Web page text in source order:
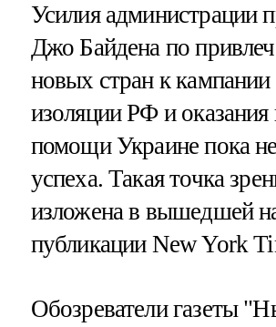
Усилия администрации
Джо Байдена по
новых стран к кампании
изоляции РФ и оказания
помощи Украине пока
успеха. Такая точка
изложена в вышедшей
публикации New York
Обозреватели газеты